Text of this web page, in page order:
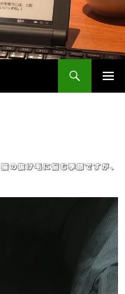
猫の抜け毛に悩む季節ですが、